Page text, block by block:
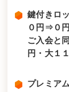
鍵付きロ
０円⇒０円
ご入会と
円・大１
プレミア